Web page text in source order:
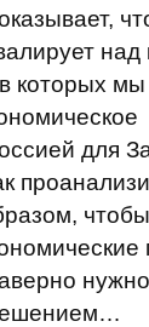
над
которых мы
для
чтобы